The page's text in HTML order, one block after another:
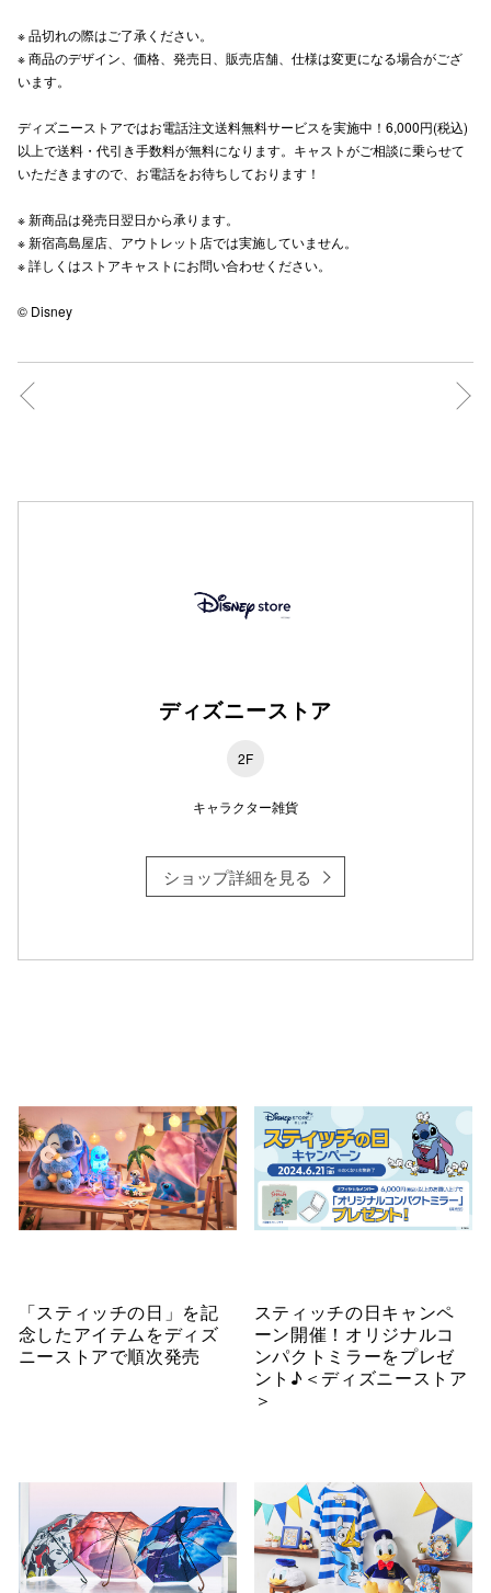
※ 品切れの際はご了承ください。​
※ 商品のデザイン、価格、発売日、販売店舗、仕様は変更になる場合がござ
います。
ディズニーストアではお電話注文送料無料サービスを実施中！6,000円(税込)
以上で送料・代引き手数料が無料になります。キャストがご相談に乗らせて
いただきますので、お電話をお待ちしております！​
※ 新商品は発売日翌日から承ります。​
※ 新宿高島屋店、アウトレット店では実施していません。​
※ 詳しくはストアキャストにお問い合わせください。 ​
© Disney
ディズニーストア
2F
キャラクター雑貨
ショップ詳細を見る
「スティッチの日」を記
念したアイテムをディズ
ニーストアで順次発売
スティッチの日キャンペ
ーン開催！オリジナルコ
ンパクトミラーをプレゼ
ント♪＜ディズニーストア
＞
高崎オ
横浜ビ